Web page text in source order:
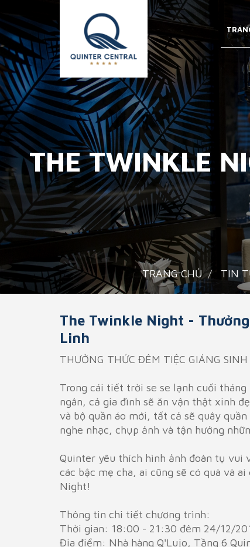
THE TWINKLE
TRANG CHỦ TIN
The Twinkle Night -
Linh
THƯỞNG THỨC ĐÊM TIỆC GIÁNG
Trong cái tiết trời se se lạnh cuối
ngân, cả gia đình sẽ ăn vận thật xinh
và bộ quần áo mới, tất cả sẽ quây
nghe nhạc, chụp ảnh và tận hưởng
Quinter yêu thích hình ảnh đoàn tụ
các bậc mẹ cha, ai cũng sẽ có quà và
Night!
Thông tin chi tiết chương trình:
Thời gian: 18:00 - 21:30 đêm 24/12/
Địa điểm: Nhà hàng Q'Lujo, Tầng 6